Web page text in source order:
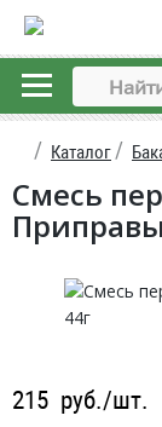
Каталог
Смесь
215 руб./шт.